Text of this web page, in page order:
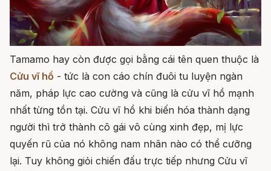
Tamamo hay còn được gọi bằng cái tên quen thuộc là
Cửu vĩ hồ - tức là con cáo chín đuôi tu luyện ngàn
năm, pháp lực cao cường và cũng là cửu vĩ hồ mạnh
nhất từng tồn tại. Cửu vĩ hồ khi biến hóa thành dạng
người thì trở thành cô gái vô cùng xinh đẹp, mị lực
quyến rũ của nó không nam nhân nào có thể cưỡng
lại. Tuy không giỏi chiến đấu trực tiếp nhưng Cửu vĩ